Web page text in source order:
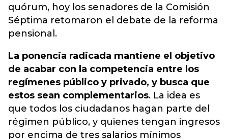
quórum, hoy los senadores de la Comisión
Séptima retomaron el debate de la reforma
pensional.
La ponencia radicada mantiene el objetivo
de acabar con la competencia entre los
regímenes público y privado, y busca que
estos sean complementarios. La idea es
que todos los ciudadanos hagan parte del
régimen público, y quienes tengan ingresos
por encima de tres salarios mínimos